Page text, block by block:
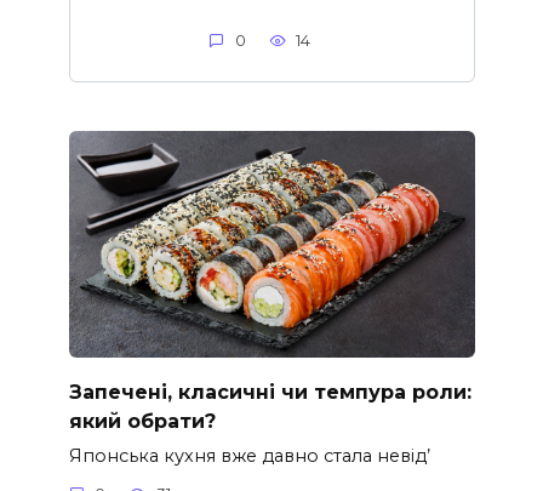
0 14
Запечені, класичні чи темпура роли:
який обрати?
Японська кухня вже давно стала невід’